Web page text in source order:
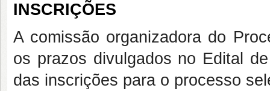
INSCRIÇÕES
A comissão organizadora do
os prazos divulgados no Edital
das inscrições para o processo